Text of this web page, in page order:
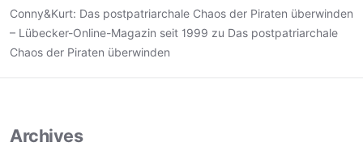
Conny&Kurt: Das postpatriarchale Chaos der Piraten überwinden
– Lübecker-Online-Magazin seit 1999 zu Das postpatriarchale
Chaos der Piraten überwinden
Archives